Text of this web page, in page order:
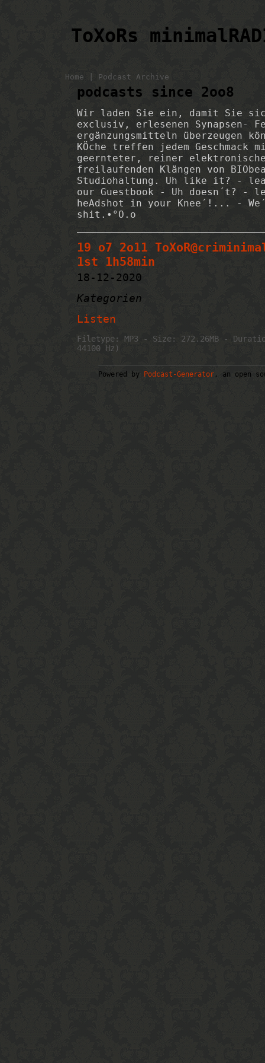
ToXoRs
Home Podcast Archive
podcasts since 2oo8
Wir laden Sie ein, damit Sie
exclusiv, erlesenen Synapsen-
ergänzungsmitteln überzeugen
KÖche treffen jedem Geschmack
geernteter, reiner
freilaufenden Klängen von
Studiohaltung. Uh like it? -
our Guestbook - Uh doesn´t? -
heAdshot in your Knee´!... -
shit.•°O.o
19 o7 2o11
1st 1h58min
18-12-2020
Kategorien
Listen
Filetype: MP3 - Size: 272.26MB -
44100 Hz)
Powered by Podcast-Generator , an open